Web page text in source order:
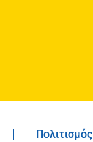
Πολιτισμός